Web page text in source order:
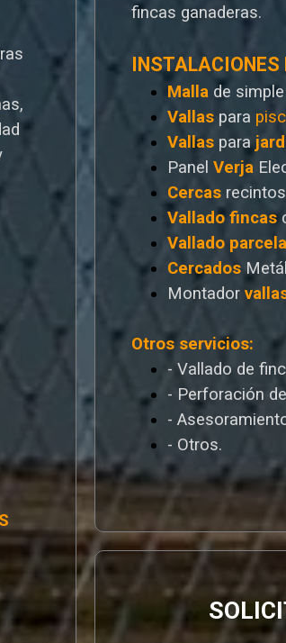
fincas ganaderas.
INSTALACIONES
Malla de
Vallas para
Vallas para
Panel Verja
Cercas
Vallado fincas
Vallado
Cercados
Montador
Otros servicios:
- Vallado de
- Perforación
-
- Otros.